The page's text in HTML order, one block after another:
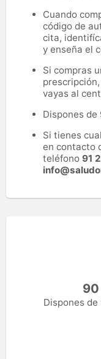
Cuando
código de
cita,
y enseña el
Si compras
vayas al
Dispones de
Si tienes
en contacto
teléfono 91
Dispones